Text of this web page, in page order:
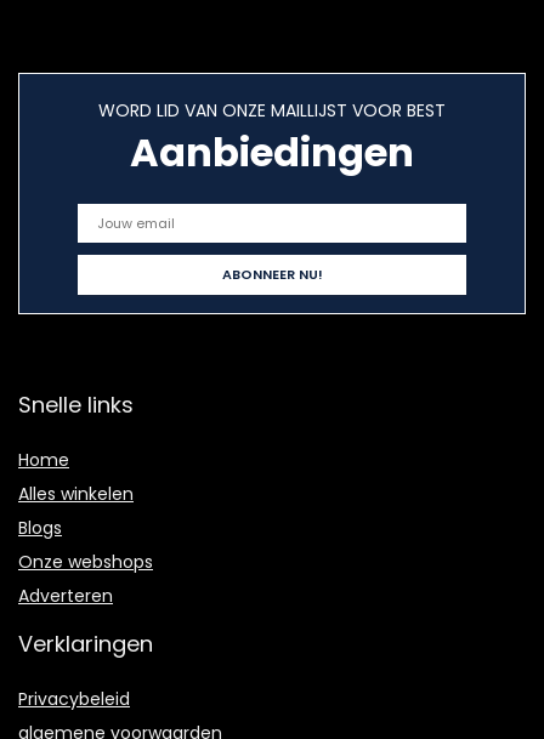
WORD LID VAN ONZE MAILLIJST VOOR BEST
Aanbiedingen
Snelle links
Home
Alles winkelen
Blogs
Onze webshops
Adverteren
Verklaringen
Privacybeleid
algemene voorwaarden